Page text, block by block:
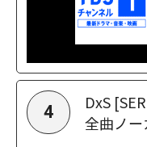
4
DxS
全曲ノ